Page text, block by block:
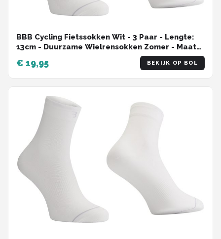
BBB Cycling Fietssokken Wit - 3 Paar - Lengte:
13cm - Duurzame Wielrensokken Zomer - Maat
39/43 - Fietssokken Heren en Dames -
CombiFeet BSO-20
€ 19,95 BEKIJK OP BOL